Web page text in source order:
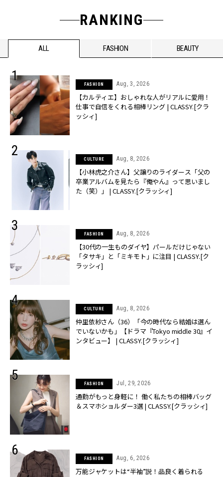
RANKING
ALL FASHION BEAUTY
FASHION Aug, 3, 2026
【カルティエ】おしゃれな人がリアルに愛用！
仕事で自信をくれる相棒リング | CLASSY.[クラ
ッシィ]
CULTURE Aug, 8, 2026
【小林虎之介さん】父譲りのライダース「父の
卒業アルバムを見たら『俺やん』って思いまし
た（笑）」 | CLASSY.[クラッシィ]
FASHION Aug, 8, 2026
【30代の一生ものダイヤ】パールだけじゃない
「タサキ」と「ミキモト」に注目 | CLASSY.[ク
ラッシィ]
CULTURE Aug, 8, 2026
仲里依紗さん（36）「今の時代なら結婚は選ん
でいないかも」【ドラマ『Tokyo middle 30』イ
ンタビュー】 | CLASSY.[クラッシィ]
FASHION Jul, 29, 2026
通勤がもっと身軽に！ 働く私たちの相棒バッグ
＆スマホショルダー3選 | CLASSY.[クラッシィ]
FASHION Aug, 6, 2026
万能ジャケットは“半袖”説！品良く着られる